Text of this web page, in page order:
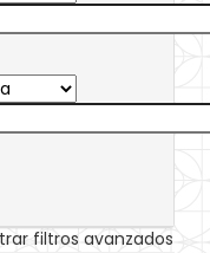
filtros avanzados